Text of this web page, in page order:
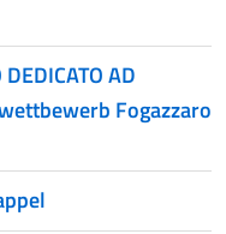
AD
Fogazzaro